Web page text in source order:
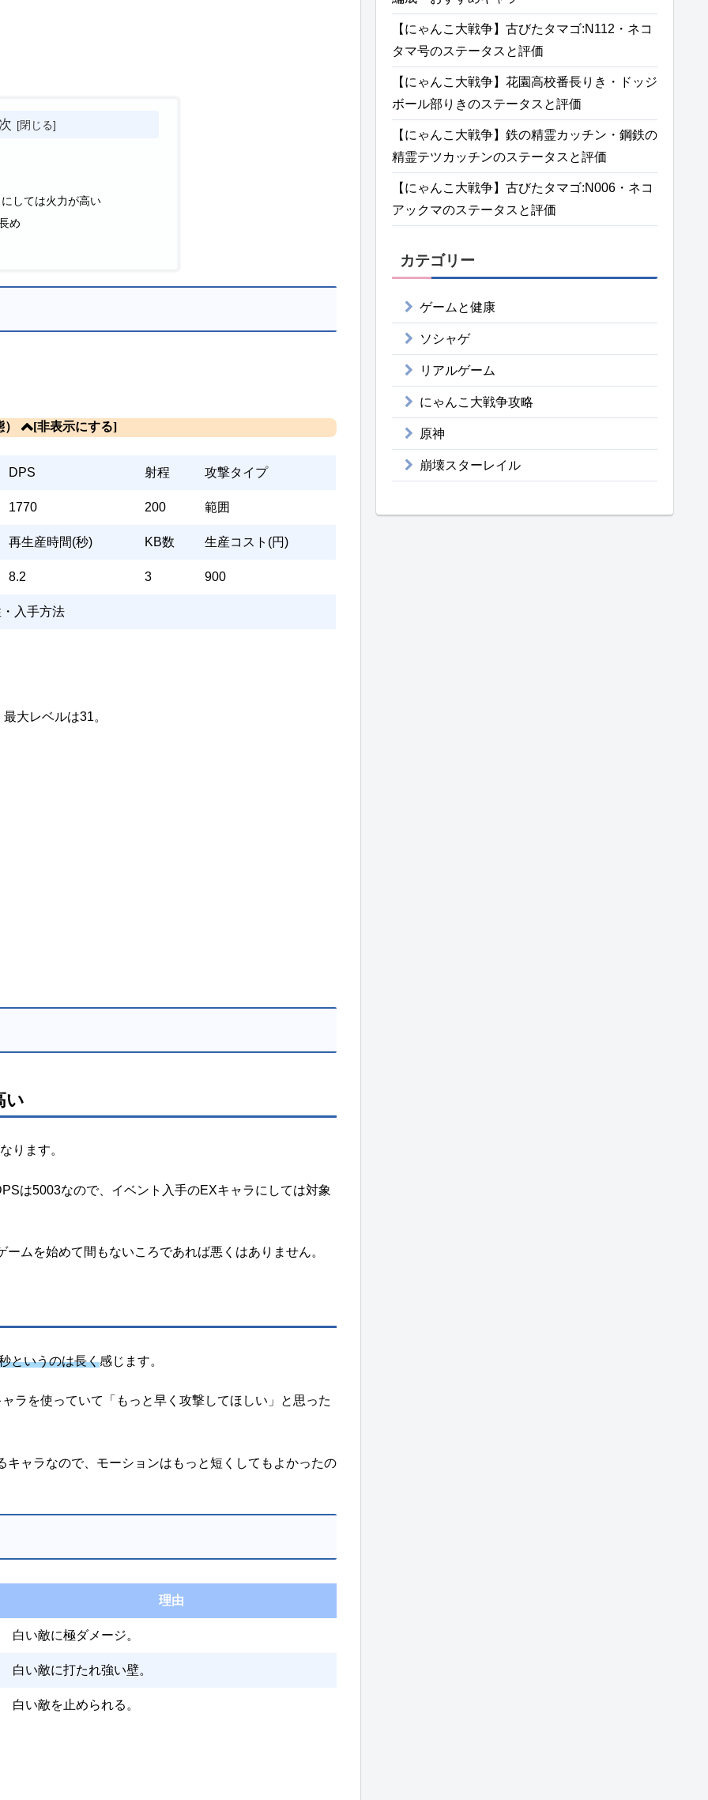
しては火力が高い
め
DPS 射程 攻撃タイプ
1770 200 範囲
再生産時間(秒) KB数 生産コスト(円)
8.2 3 900
入手方法
大レベルは31。
い
ります。
は5003なので、イベント入手のEXキャラにしては対象
ムを始めて間もないころであれば悪くはありません。
というのは長く感じます。
ラを使っていて「もっと早く攻撃してほしい」と思った
ャラなので、モーションはもっと短くしてもよかったの
理由
白い敵に極ダメージ。
白い敵に打たれ強い壁。
白い敵を止められる。
【にゃんこ大戦争】古びたタマゴ:N112・ネコ
タマ号のステータスと評価
【にゃんこ大戦争】花園高校番長りき・ドッジ
ボール部りきのステータスと評価
【にゃんこ大戦争】鉄の精霊カッチン・鋼鉄の
精霊テツカッチンのステータスと評価
【にゃんこ大戦争】古びたタマゴ:N006・ネコ
アックマのステータスと評価
カテゴリー
ゲームと健康
ソシャゲ
リアルゲーム
にゃんこ大戦争攻略
原神
崩壊スターレイル